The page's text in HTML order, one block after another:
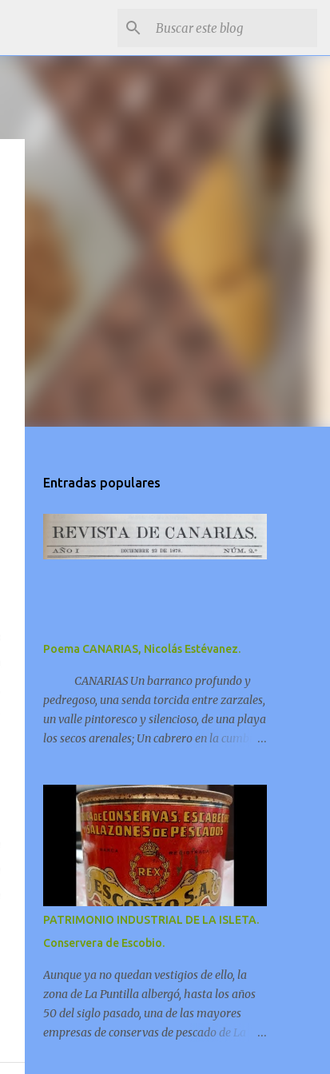
Entradas populares
Poema CANARIAS, Nicolás Estévanez.
CANARIAS Un barranco profundo y
pedregoso, una senda torcida entre zarzales,
un valle pintoresco y silencioso, de una playa
los secos arenales; Un cabrero en la cumbre
grutas de armonía;
PATRIMONIO INDUSTRIAL DE LA ISLETA.
Conservera de Escobio.
Aunque ya no quedan vestigios de ello, la
zona de La Puntilla albergó, hasta los años
50 del siglo pasado, una de las mayores
empresas de conservas de pescado de La